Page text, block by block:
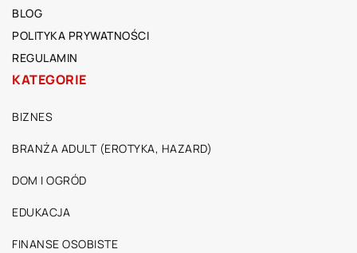
BLOG
POLITYKA PRYWATNOŚCI
REGULAMIN
KATEGORIE
BIZNES
BRANŻA ADULT (EROTYKA, HAZARD)
DOM I OGRÓD
EDUKACJA
FINANSE OSOBISTE